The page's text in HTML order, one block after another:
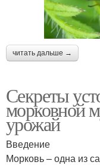
читать дальше →
Секреты
морковной
урожай
Введение
Морковь – одна из